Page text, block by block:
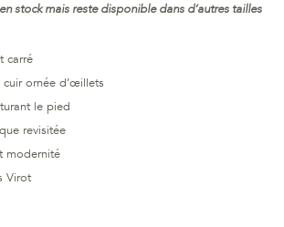
stock mais reste disponible dans d’autres tailles
carré
ornée d’œillets
le pied
revisitée
modernité
Virot